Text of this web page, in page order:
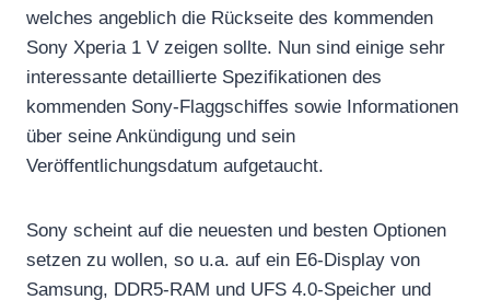
welches angeblich die Rückseite des kommenden
Sony Xperia 1 V zeigen sollte. Nun sind einige sehr
interessante detaillierte Spezifikationen des
kommenden Sony-Flaggschiffes sowie Informationen
über seine Ankündigung und sein
Veröffentlichungsdatum aufgetaucht.
Sony scheint auf die neuesten und besten Optionen
setzen zu wollen, so u.a. auf ein E6-Display von
Samsung, DDR5-RAM und UFS 4.0-Speicher und